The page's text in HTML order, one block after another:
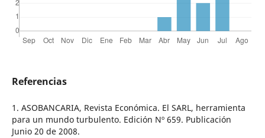
Referencias
1. ASOBANCARIA, Revista Económica. El SARL, herramienta
para un mundo turbulento. Edición Nº 659. Publicación
Junio 20 de 2008.